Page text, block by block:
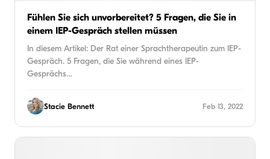
Fühlen Sie sich unvorbereitet? 5 Fragen, die Sie in
einem IEP-Gespräch stellen müssen
In diesem Artikel: Der Rat einer Sprachtherapeutin zum IEP-
Gespräch. 5 Fragen, die Sie während eines IEP-
Gesprächs…
Stacie Bennett Feb 13, 2022